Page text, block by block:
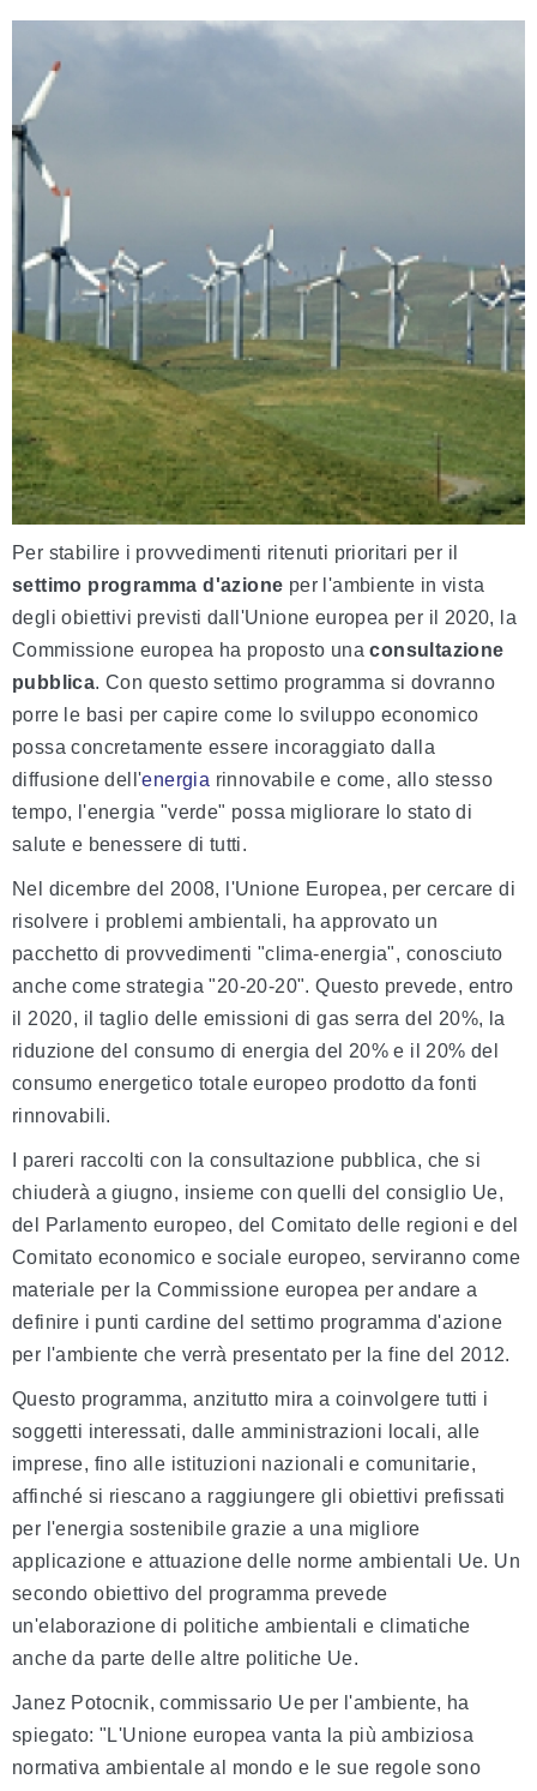
Per stabilire i provvedimenti ritenuti prioritari per il
settimo programma d'azione per l'ambiente in vista
degli obiettivi previsti dall'Unione europea per il 2020, la
Commissione europea ha proposto unaconsultazione
pubblica. Con questo settimo programma si dovranno
porre le basi per capire come lo sviluppo economico
possa concretamente essere incoraggiato dalla
diffusione dell'energia rinnovabile e come, allo stesso
tempo, l'energia "verde" possa migliorare lo stato di
salute e benessere di tutti.
Nel dicembre del 2008, l'Unione Europea, per cercare di
risolvere i problemi ambientali, ha approvato un
pacchetto di provvedimenti "clima-energia", conosciuto
anche come strategia "20-20-20". Questo prevede, entro
il 2020, il taglio delle emissioni di gas serra del 20%, la
riduzione del consumo di energia del 20% e il 20% del
consumo energetico totale europeo prodotto da fonti
rinnovabili.
I pareri raccolti con la consultazione pubblica, che si
chiuderà a giugno, insieme con quelli del consiglio Ue,
del Parlamento europeo, del Comitato delle regioni e del
Comitato economico e sociale europeo, serviranno come
materiale per la Commissione europea per andare a
definire i punti cardine del settimo programma d'azione
per l'ambiente che verrà presentato per la fine del 2012.
Questo programma, anzitutto mira a coinvolgere tutti i
soggetti interessati, dalle amministrazioni locali, alle
imprese, fino alle istituzioni nazionali e comunitarie,
affinché si riescano a raggiungere gli obiettivi prefissati
per l'energia sostenibile grazie a una migliore
applicazione e attuazione delle norme ambientali Ue. Un
secondo obiettivo del programma prevede
un'elaborazione di politiche ambientali e climatiche
anche da parte delle altre politiche Ue.
Janez Potocnik, commissario Ue per l'ambiente, ha
spiegato: "L'Unione europea vanta la più ambiziosa
normativa ambientale al mondo e le sue regole sono